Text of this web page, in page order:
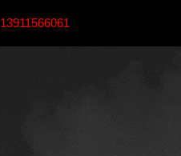
13911566061